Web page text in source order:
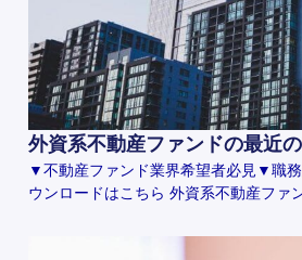
外資系不動産ファンドの最近
▼不動産ファンド業界希望者必見▼職
ウンロードはこちら 外資系不動産ファ